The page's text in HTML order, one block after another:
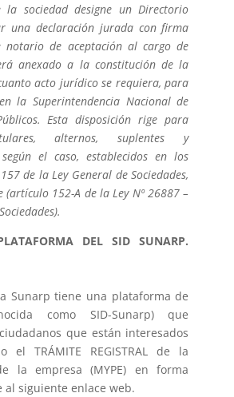
sociedad designe un Directorio
una declaración jurada con firma
notario de aceptación al cargo de
anexado a la constitución de la
acto jurídico se requiera, para
la Superintendencia Nacional de
Esta disposición rige para
alternos, suplentes y
según el caso, establecidos en los
de la Ley General de Sociedades,
(artículo 152-A de la Ley Nº 26887 –
DEL SID SUNARP.
Sunarp tiene una plataforma de
como SID-Sunarp) que
que están interesados
el TRÁMITE REGISTRAL de la
la empresa (MYPE) en forma
siguiente enlace web.